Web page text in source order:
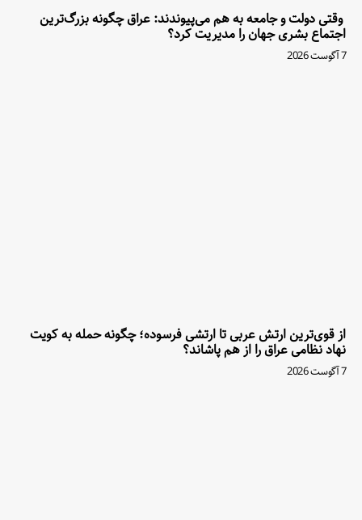
وقتی دولت و جامعه به هم می‌پیوندند: عراق چگونه بزرگ‌ترین
اجتماع بشری جهان را مدیریت کرد؟
7 آگوست 2026
از قوی‌ترین ارتش عربی تا ارتشی فرسوده؛ چگونه حمله به کویت
نهاد نظامی عراق را از هم پاشاند؟
7 آگوست 2026